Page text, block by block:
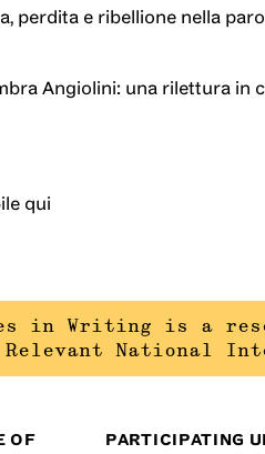
perdita e ribellione nella
Angiolini: una rilettura in
qui
in Writing is a
National
OF PARTICIPATING